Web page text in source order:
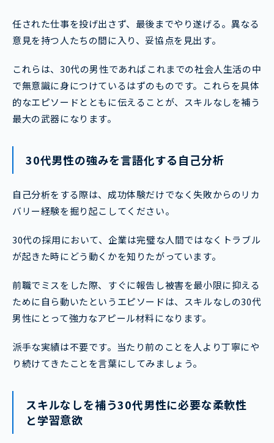
任された仕事を投げ出さず、最後までやり遂げる。異なる
意見を持つ人たちの間に入り、妥協点を見出す。
これらは、30代の男性であればこれまでの社会人生活の中
で無意識に身につけているはずのものです。これらを具体
的なエピソードとともに伝えることが、スキルなしを補う
最大の武器になります。
30代男性の強みを言語化する自己分析
自己分析をする際は、成功体験だけでなく失敗からのリカ
バリー経験を掘り起こしてください。
30代の採用において、企業は完璧な人間ではなくトラブル
が起きた時にどう動くかを知りたがっています。
前職でミスをした際、すぐに報告し被害を最小限に抑える
ために自ら動いたというエピソードは、スキルなしの30代
男性にとって強力なアピール材料になります。
派手な実績は不要です。当たり前のことを人より丁寧にや
り続けてきたことを言葉にしてみましょう。
スキルなしを補う30代男性に必要な柔軟性
と学習意欲